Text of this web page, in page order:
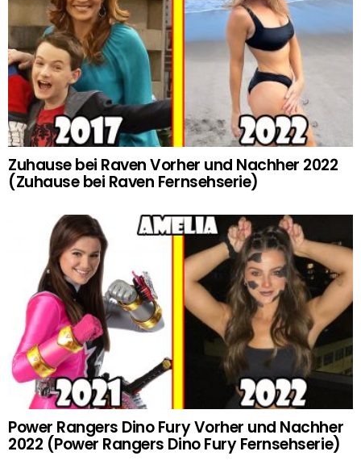
Zuhause bei Raven Vorher und Nachher 2022
(Zuhause bei Raven Fernsehserie)
Power Rangers Dino Fury Vorher und Nachher
2022 (Power Rangers Dino Fury Fernsehserie)